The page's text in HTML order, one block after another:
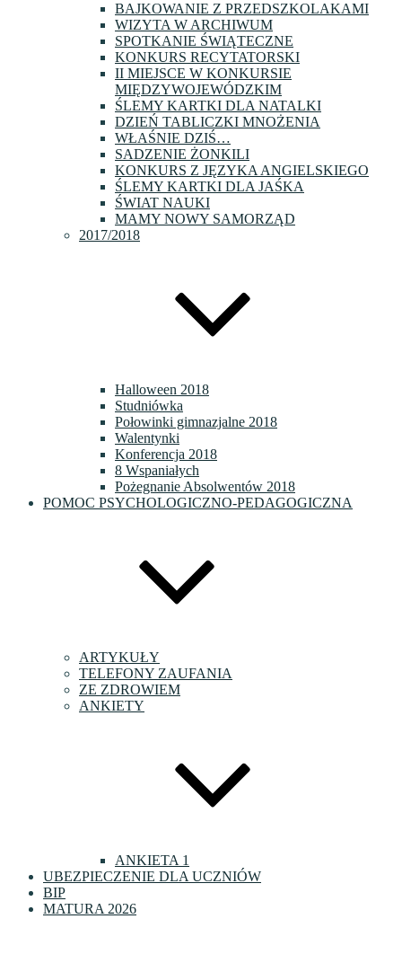
BAJKOWANIE Z PRZEDSZKOLAKAMI
WIZYTA W ARCHIWUM
SPOTKANIE ŚWIĄTECZNE
KONKURS RECYTATORSKI
II MIEJSCE W KONKURSIE
MIĘDZYWOJEWÓDZKIM
ŚLEMY KARTKI DLA NATALKI
DZIEŃ TABLICZKI MNOŻENIA
WŁAŚNIE DZIŚ…
SADZENIE ŻONKILI
KONKURS Z JĘZYKA ANGIELSKIEGO
ŚLEMY KARTKI DLA JAŚKA
ŚWIAT NAUKI
MAMY NOWY SAMORZĄD
2017/2018
Halloween 2018
Studniówka
Połowinki gimnazjalne 2018
Walentynki
Konferencja 2018
8 Wspaniałych
Pożegnanie Absolwentów 2018
POMOC PSYCHOLOGICZNO-PEDAGOGICZNA
ARTYKUŁY
TELEFONY ZAUFANIA
ZE ZDROWIEM
ANKIETY
ANKIETA 1
UBEZPIECZENIE DLA UCZNIÓW
BIP
MATURA 2026